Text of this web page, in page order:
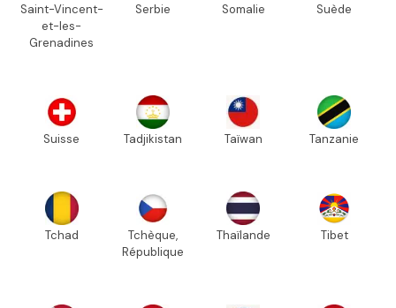
Saint-Vincent-
et-les-
Grenadines
Serbie Somalie Suède
Suisse Tadjikistan Taïwan Tanzanie
Tchad
Tchèque,
République
Thaïlande Tibet